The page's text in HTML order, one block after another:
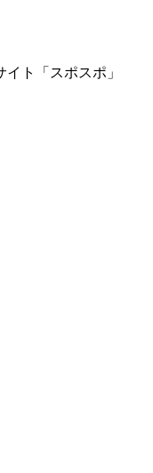
ト「スポスポ」